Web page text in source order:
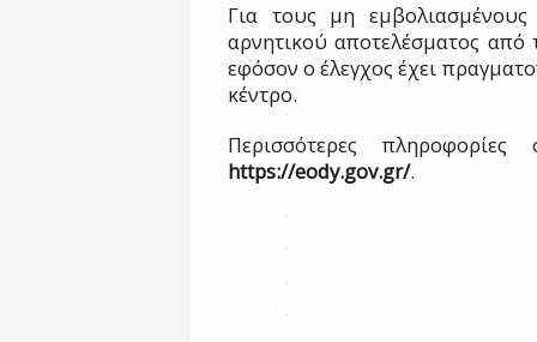
Για τους μη
αρνητικού αποτελέσματος από
εφόσον ο έλεγχος έχει
κέντρο.
Περισσότερες
https://eody.gov.gr/.